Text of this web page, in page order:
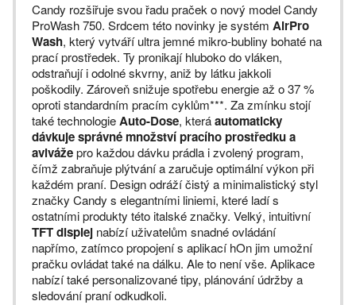
Candy rozšiřuje svou řadu praček o nový model Candy
ProWash 750. Srdcem této novinky je systém AirPro
Wash, který vytváří ultra jemné mikro-bubliny bohaté na
prací prostředek. Ty pronikají hluboko do vláken,
odstraňují i odolné skvrny, aniž by látku jakkoli
poškodily. Zároveň snižuje spotřebu energie až o 37 %
oproti standardním pracím cyklům***. Za zmínku stojí
také technologieAuto-Dose, kteráautomaticky
dávkuje správné množství pracího prostředku a
avivážepro každou dávku prádla i zvolený program,
čímž zabraňuje plýtvání a zaručuje optimální výkon při
každém praní. Design odráží čistý a minimalistický styl
značky Candy s elegantními liniemi, které ladí s
ostatními produkty této italské značky. Velký, intuitivní
TFT displej nabízí uživatelům snadné ovládání
napřímo, zatímco propojení s aplikací hOn jim umožní
pračku ovládat také na dálku. Ale to není vše. Aplikace
nabízí také personalizované tipy, plánování údržby a
sledování praní odkudkoli.